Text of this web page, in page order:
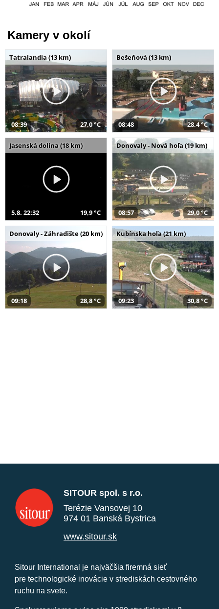
Kamery v okolí
Tatralandia (13 km)
08:39 27,0 °C
Bešeňová (13 km)
08:48 28,4 °C
Jasenská dolina (18 km)
5.8. 22:32 19,9 °C
Donovaly - Nová hoľa (19 km)
08:57 29,0 °C
Donovaly - Záhradište (20 km)
09:18 28,8 °C
Kubínska hoľa (21 km)
09:23 30,8 °C
SITOUR spol. s r.o.
Terézie Vansovej 10
974 01 Banská Bystrica
www.sitour.sk
Sitour International je najväčšia firemná sieť
pre technologické inovácie v strediskách cestovného
ruchu na svete.